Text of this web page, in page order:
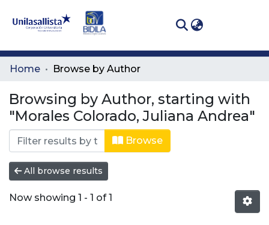
Communities
All of DSpace
Home Browse by Author
Browsing by Author, starting with
"Morales Colorado, Juliana Andrea"
Browse
All browse results
Now showing 1 - 1 of 1